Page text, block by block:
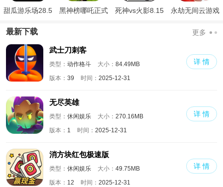
甜瓜游乐场28.5
黑神榜哪吒正式
死神vs火影8.15
永劫无间云游戏
最新下载 更多
武士刀刺客
类型： 动作格斗 大小： 84.49MB
版本： 39 时间： 2025-12-31
详 情
无尽英雄
类型： 休闲娱乐 大小： 270.16MB
版本： 1 时间： 2025-12-31
详 情
消方块红包极速版
类型： 休闲娱乐 大小： 49.75MB
版本： 12 时间： 2025-12-31
详 情